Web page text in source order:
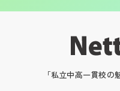
「私立中高一貫校